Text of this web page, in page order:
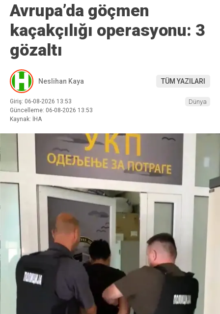
Avrupa’da göçmen
kaçakçılığı operasyonu: 3
gözaltı
Neslihan Kaya TÜM YAZILARI
Giriş: 06-08-2026 13:53
Güncelleme: 06-08-2026 13:53
Kaynak: İHA
Dünya